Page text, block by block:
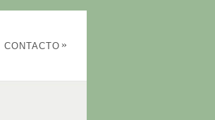
CONTACTO »